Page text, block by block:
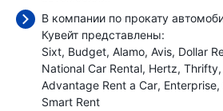
В компании по прокату
Кувейт представлены:
Sixt Budget Alamo Avis Dollar
National Car Rental Hertz Thrifty
Advantage Rent a Car Enterprise
Smart Rent